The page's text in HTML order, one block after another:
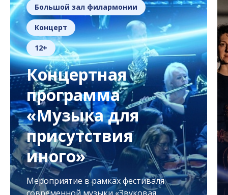
Большой зал филармонии
Концерт
12+
Концертная
программа
«Музыка для
присутствия
иного»
Мероприятие в рамках фестиваля
современной музыки «Звуковая